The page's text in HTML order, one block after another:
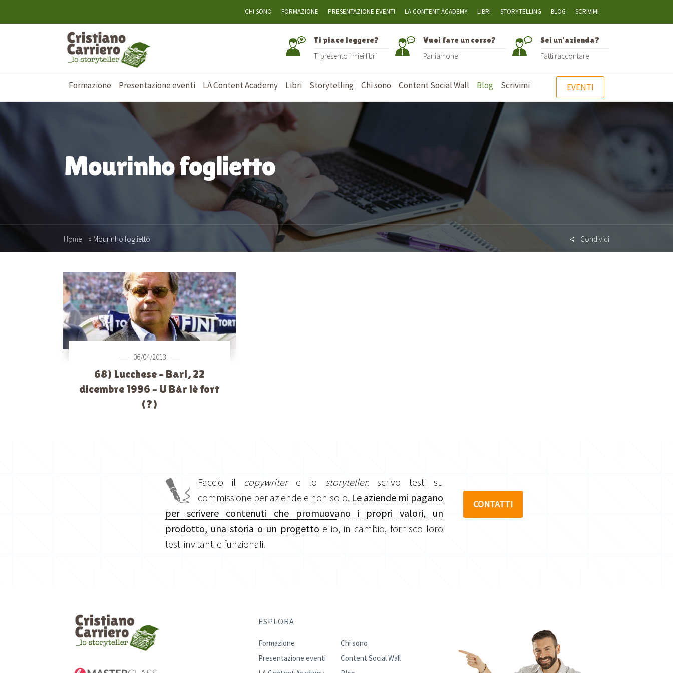
CHI SONO FORMAZIONE PRESENTAZIONE EVENTI LA CONTENT ACADEMY LIBRI STORYTELLING BLOG SCRIVIMI
Sei un’azienda?
Fatti raccontare
Vuoi fare un corso?
Parliamone
Ti piace leggere?
Ti presento i miei libri
Formazione Presentazione eventi LA Content Academy Libri Storytelling Chi sono Content Social Wall Blog Scrivimi EVENTI
Mourinho foglietto
Home » Mourinho foglietto Condividi
06/04/2013
68) Lucchese – Bari, 22
dicembre 1996 – U Bàr iè fort
(?)
Faccio il copywritere lo storyteller: scrivo testi su
commissione per aziende e non solo. Le aziende mi pagano
per scrivere contenuti che promuovano i propri valori, un
prodotto, una storia o un progetto e io, in cambio, fornisco loro
testi invitanti e funzionali.
CONTATTI
ESPLORA
Formazione
Presentazione eventi
Chi sono
Content Social Wall